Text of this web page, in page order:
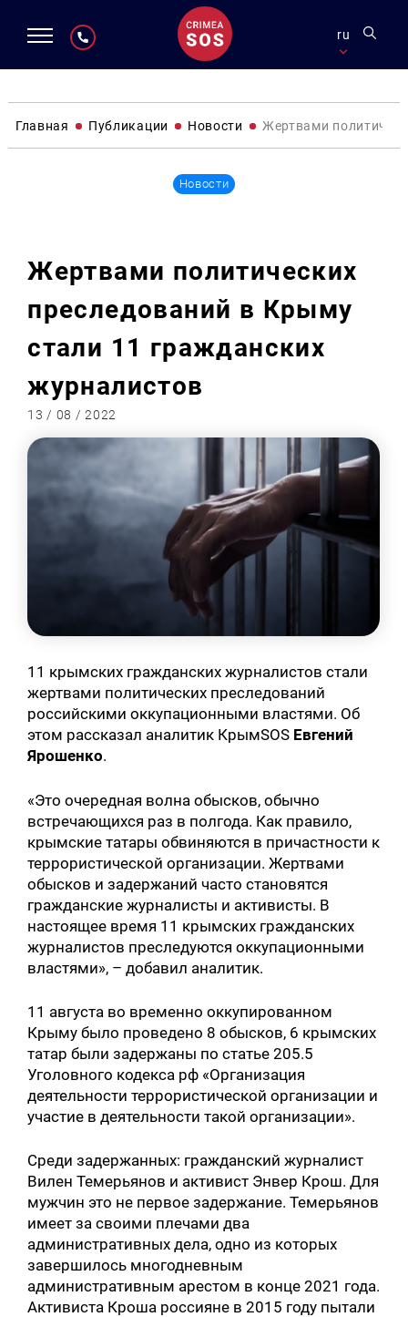
ru
Главная Публикации Новости Жертвами
Новости
Жертвами политических
преследований в Крыму
стали 11 гражданских
журналистов
13 / 08 / 2022
11 крымских гражданских журналистов стали
жертвами политических преследований
российскими оккупационными властями. Об
этом рассказал аналитик КрымSOS Евгений
Ярошенко.
«Это очередная волна обысков, обычно
встречающихся раз в полгода. Как правило,
крымские татары обвиняются в причастности к
террористической организации. Жертвами
обысков и задержаний часто становятся
гражданские журналисты и активисты. В
настоящее время 11 крымских гражданских
журналистов преследуются оккупационными
властями», – добавил аналитик.
11 августа во временно оккупированном
Крыму было проведено 8 обысков, 6 крымских
татар были задержаны по статье 205.5
Уголовного кодекса рф «Организация
деятельности террористической организации и
участие в деятельности такой организации».
Среди задержанных: гражданский журналист
Вилен Темерьянов и активист Энвер Крош. Для
мужчин это не первое задержание. Темерьянов
имеет за своими плечами два
административных дела, одно из которых
завершилось многодневным
административным арестом в конце 2021 года.
Активиста Кроша россияне в 2015 году пытали